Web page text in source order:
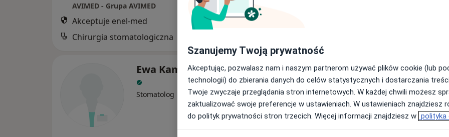
AVIMED - Grupa AVIMED
Akceptuje enel-med
Chirurgia stomatologiczna
Ewa Kamyk-Krzykawska
Stomatolog
Dziś
7 Sie
Jutro
8 Sie
Ndz,
9 Sie
Pon,
10 Sie
Umawianie online nie jest dostępne
Szanujemy Twoją prywatność
Akceptując, pozwalasz nam i naszym partnerom używać plików cookie (lub
technologii) do zbierania danych do celów statystycznych i dostarczania
Twoje zwyczaje przeglądania stron internetowych. W każdej chwili możesz
zaktualizować swoje preferencje w ustawieniach. W ustawieniach znajdziesz
do polityk prywatności stron trzecich. Więcej informacji znajdziesz w polityka